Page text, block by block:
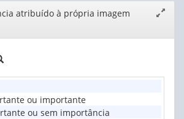
atribuído à própria imagem
ou importante
ou sem importância